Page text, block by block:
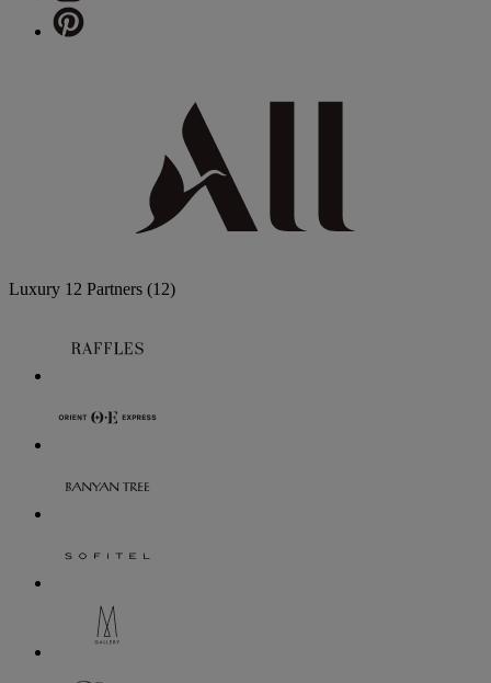
Luxury 12 Partners (12)